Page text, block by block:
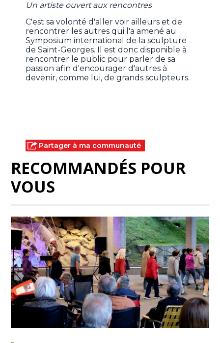
Un artiste ouvert aux rencontres
C'est sa volonté d'aller voir ailleurs et de
rencontrer les autres qui l'a amené au
Symposium international de la sculpture
de Saint-Georges. Il est donc disponible à
rencontrer le public pour parler de sa
passion afin d'encourager d'autres à
devenir, comme lui, de grands sculpteurs.
Partager à ma communauté
RECOMMANDÉS POUR
VOUS